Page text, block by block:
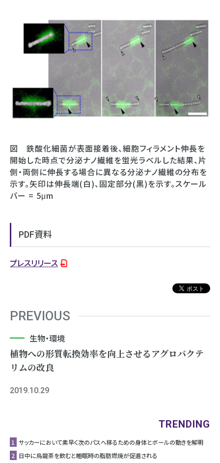
図 鉄酸化細菌が表面接着後、細胞フィラメント伸長を
開始した時点で分泌ナノ繊維を蛍光ラベルした結果、片
側・両側に伸長する場合に異なる分泌ナノ繊維の分布を
示す。矢印は伸長端(白)、固定部分(黒)を示す。スケール
バー = 5μm
PDF資料
プレスリリース
PREVIOUS
生物・環境
植物への形質転換効率を向上させるアグロバクテ
リムの改良
2019.10.29
TRENDING
1 サッカーにおいて素早く次のパスへ移るための身体とボールの動きを解明
2 日中に烏龍茶を飲むと睡眠時の脂肪燃焼が促進される